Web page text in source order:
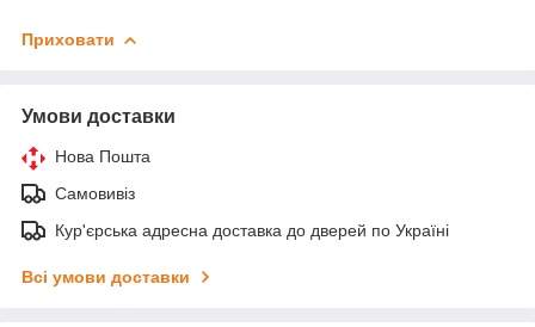
Приховати
Умови доставки
Нова Пошта
Самовивіз
Кур'єрська адресна доставка до дверей по Україні
Всі умови доставки